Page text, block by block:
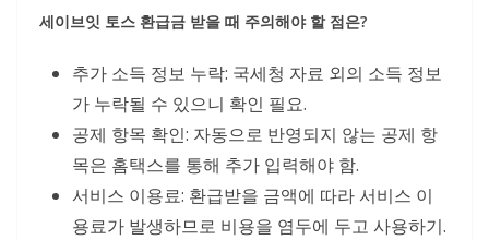
세이브잇 토스 환급금 받을 때 주의해야 할 점은?
추가 소득 정보 누락: 국세청 자료 외의 소득 정보
가 누락될 수 있으니 확인 필요.
공제 항목 확인: 자동으로 반영되지 않는 공제 항
목은 홈택스를 통해 추가 입력해야 함.
서비스 이용료: 환급받을 금액에 따라 서비스 이
용료가 발생하므로 비용을 염두에 두고 사용하기.